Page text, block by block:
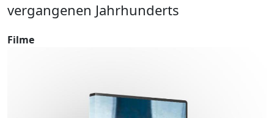
vergangenen Jahrhunderts
Filme